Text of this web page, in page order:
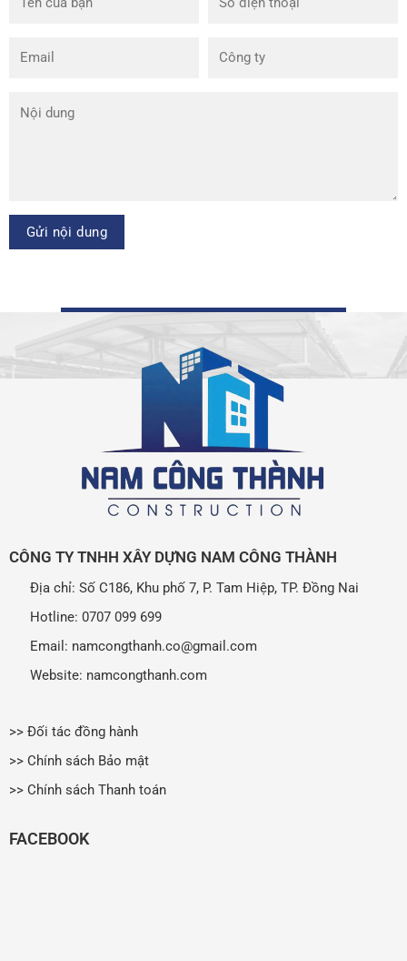
CÔNG TY TNHH XÂY DỰNG NAM CÔNG THÀNH
Địa chỉ: Số C186, Khu phố 7, P. Tam Hiệp, TP. Đồng Nai
Hotline: 0707 099 699
Email: namcongthanh.co@gmail.com
Website: namcongthanh.com
>> Đối tác đồng hành
>> Chính sách Bảo mật
>> Chính sách Thanh toán
FACEBOOK